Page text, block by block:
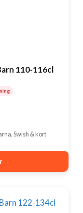
110-116cl
Swish & kort